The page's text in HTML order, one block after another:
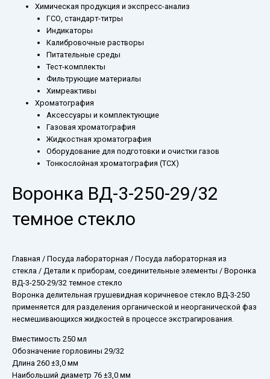
Химическая продукция и экспресс-анализ
ГСО, стандарт-титры
Индикаторы
Калибровочные растворы
Питательные среды
Тест-комплекты
Фильтрующие материалы
Химреактивы
Хроматография
Аксессуары и комплектующие
Газовая хроматография
Жидкостная хроматография
Оборудование для подготовки и очистки газов
Тонкослойная хроматография (ТСХ)
Воронка ВД-3-250-29/32
темное стекло
Главная / Посуда лабораторная / Посуда лабораторная из
стекла / Детали к приборам, соединительные элементы / Воронка
ВД-3-250-29/32 темное стекло
Воронка делительная грушевидная коричневое стекло ВД-3-250
применяется для разделения органической и неорганической фаз
несмешивающихся жидкостей в процессе экстрагирования.
Вместимость 250 мл
Обозначение горловины 29/32
Длина 260 ±3,0 мм
Наибольший диаметр 76 ±3,0 мм